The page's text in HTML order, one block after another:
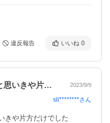
違反報告 いいね 0
てっきり､ついになってると思いきや片方… 2023/9/9
sli********さん
きや片方だけでした